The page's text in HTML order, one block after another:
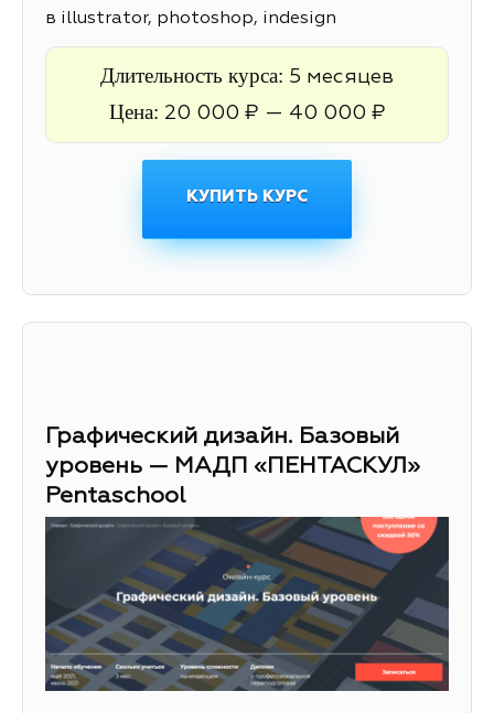
в illustrator, photoshop, indesign
Длительность курса: 5 месяцев
Цена: 20 000 ₽ — 40 000 ₽
КУПИТЬ КУРС
Графический дизайн. Базовый
уровень — МАДП «ПЕНТАСКУЛ»
Pentaschool